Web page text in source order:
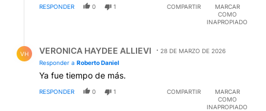
RESPONDER 0 1 COMPARTIR
MARCAR
COMO
INAPROPIADO
VH VERONICA HAYDEE ALLIEVI
28 DE MARZO DE 2026
Responder a Roberto Daniel
Ya fue tiempo de más.
RESPONDER 0 1 COMPARTIR
MARCAR
COMO
INAPROPIADO